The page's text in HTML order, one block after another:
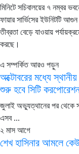
মিনিটে সচিবালয়ের ৭ নম্বর
ফায়ার সার্ভিসের ইউনিটটি
তীব্রতা বেড়ে যাওয়ায়
করছে।
এ সম্পর্কিত আরও পড়ুন
অক্টোবরের মধ্যে
শুরু হবে সিটি
জুলাই অভ্যুত্থানের পর থেকে
এসব ...
২ মাস আগে
শেখ হাসিনার আমলে